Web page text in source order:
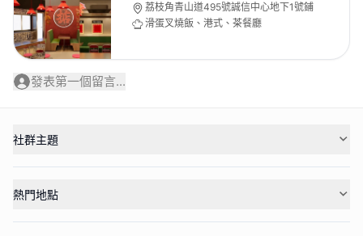
荔枝角青山道495號誠信中心地下1號鋪
滑蛋叉燒飯、港式、茶餐廳
發表第一個留言...
社群主題
熱門地點